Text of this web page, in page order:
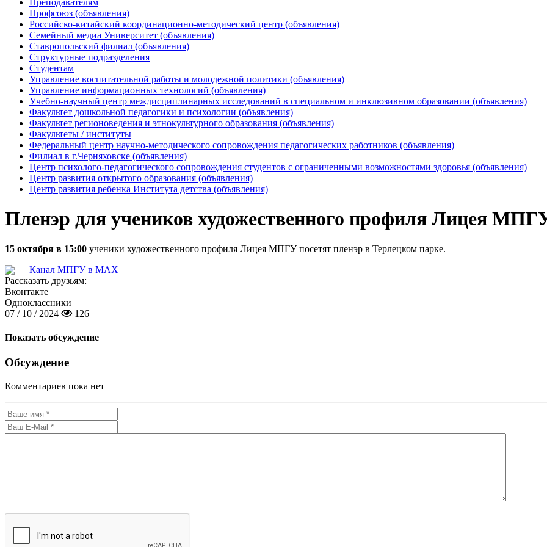
Преподавателям
Профсоюз (объявления)
Российско-китайский координационно-методический центр (объявления)
Семейный медиа Университет (объявления)
Ставропольский филиал (объявления)
Структурные подразделения
Студентам
Управление воспитательной работы и молодежной политики (объявления)
Управление информационных технологий (объявления)
Учебно-научный центр междисциплинарных исследований в специальном и инклюзивном образовании (объявления)
Факультет дошкольной педагогики и психологии (объявления)
Факультет регионоведения и этнокультурного образования (объявления)
Факультеты / институты
Федеральный центр научно-методического сопровождения педагогических работников (объявления)
Филиал в г.Черняховске (объявления)
Центр психолого-педагогического сопровождения студентов с ограниченными возможностями здоровья (объявления)
Центр развития открытого образования (объявления)
Центр развития ребенка Института детства (объявления)
Пленэр для учеников художественного профиля Лицея
15 октября в 15:00 ученики художественного профиля Лицея МПГУ посетят пленэр в Терлецком парке.
Канал МПГУ в MAX
Рассказать друзьям:
Вконтакте
Одноклассники
07 / 10 / 2024
126
Показать обсуждение
Обсуждение
Комментариев пока нет